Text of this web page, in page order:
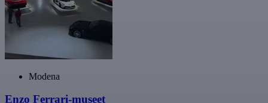
Modena
Enzo Ferrari-museet